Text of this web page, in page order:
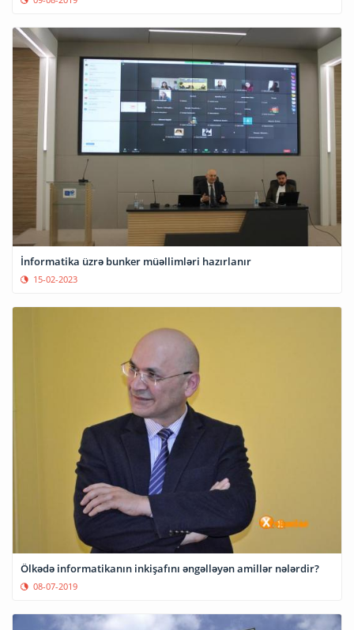
İnformatika üzrə bunker müəllimləri hazırlanır
15-02-2023
Ölkədə informatikanın inkişafını əngəlləyən amillər nələrdir?
08-07-2019